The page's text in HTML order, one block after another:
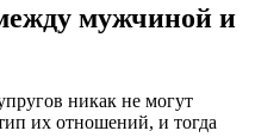
мужчиной и
никак не могут
их отношений, и тогда